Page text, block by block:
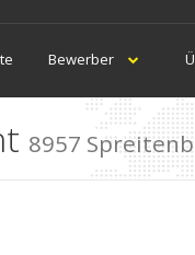
Bewerber
8957